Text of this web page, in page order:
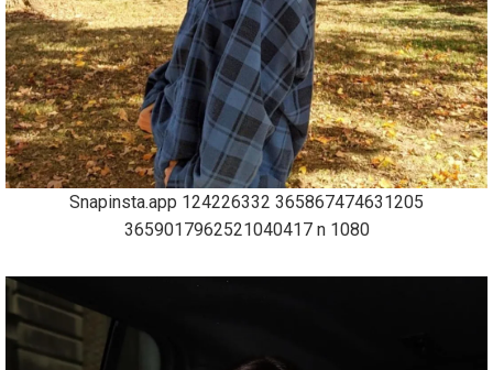
Snapinsta.app 124226332 365867474631205
3659017962521040417 n 1080